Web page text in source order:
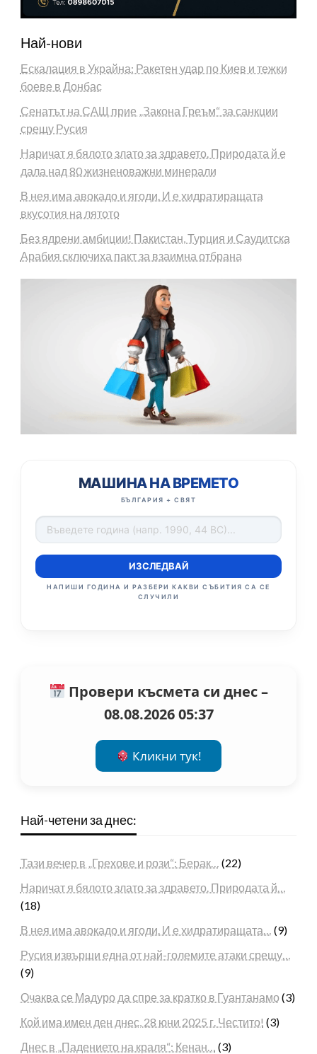
Най-нови
Ескалация в Украйна: Ракетен удар по Киев и тежки
боеве в Донбас
Сенатът на САЩ прие „Закона Греъм“ за санкции
срещу Русия
Наричат я бялото злато за здравето. Природата й е
дала над 80 жизненоважни минерали
В нея има авокадо и ягоди. И е хидратиращата
вкусотия на лятото
Без ядрени амбиции! Пакистан, Турция и Саудитска
Арабия сключиха пакт за взаимна отбрана
МАШИНА НА ВРЕМЕТО
БЪЛГАРИЯ + СВЯТ
ИЗСЛЕДВАЙ
НАПИШИ ГОДИНА И РАЗБЕРИ КАКВИ СЪБИТИЯ СА СЕ
СЛУЧИЛИ
Провери късмета си днес –
08.08.2026 05:37
Кликни тук!
Най-четени за днес:
Тази вечер в „Грехове и рози“: Берак… (22)
Наричат я бялото злато за здравето. Природата й…
(18)
В нея има авокадо и ягоди. И е хидратиращата… (9)
Русия извърши една от най-големите атаки срещу…
(9)
Очаква се Мадуро да спре за кратко в Гуантанамо (3)
Кой има имен ден днес, 28 юни 2025 г. Честито! (3)
Днес в „Падението на краля“: Кенан… (3)